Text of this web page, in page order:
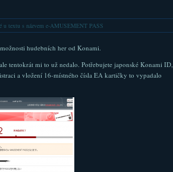
u textu s názvem e-AMUSEMENT PASS
hudebních her od Konami.
tentokrát mi to už nedalo. Potřebujete japonské Konami ID,
a vložení 16-místného čísla EA kartičky to vypadalo